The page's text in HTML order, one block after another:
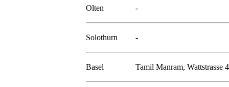
Olten -
Solothurn -
Basel Tamil Manram, Wattstrasse